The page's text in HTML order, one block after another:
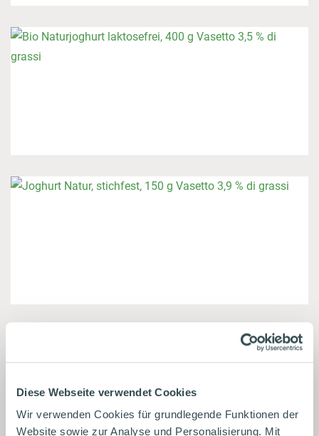
Diese Webseite verwendet Cookies
Wir verwenden Cookies für grundlegende Funktionen der
Website sowie zur Analyse und Personalisierung. Mit